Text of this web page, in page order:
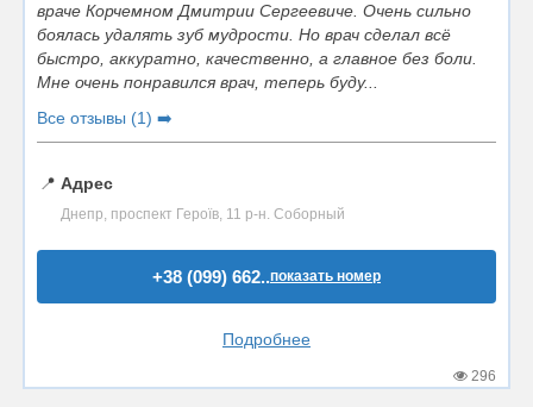
враче Корчемном Дмитрии Сергеевиче. Очень сильно
боялась удалять зуб мудрости. Но врач сделал всё
быстро, аккуратно, качественно, а главное без боли.
Мне очень понравился врач, теперь буду...
Все отзывы (1) ➡️
📍 Адрес
Днепр, проспект Героїв, 11 р-н. Соборный
+38 (099) 662..показать номер
Подробнее
296